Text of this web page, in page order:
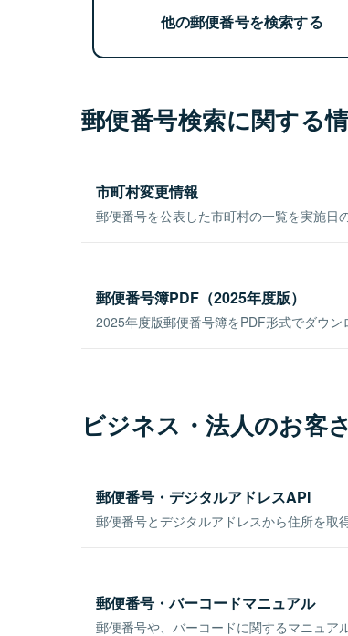
他の郵便番号を検索する
郵便番号検索に関する
市町村変更情報
郵便番号を公表した市町村の一覧を実施日
郵便番号簿PDF（2025年度版）
2025年度版郵便番号簿をPDF形式でダウン
ビジネス・法人のお客
郵便番号・デジタルアドレスAPI
郵便番号とデジタルアドレスから住所を取
郵便番号・バーコードマニュアル
郵便番号や、バーコードに関するマニュア